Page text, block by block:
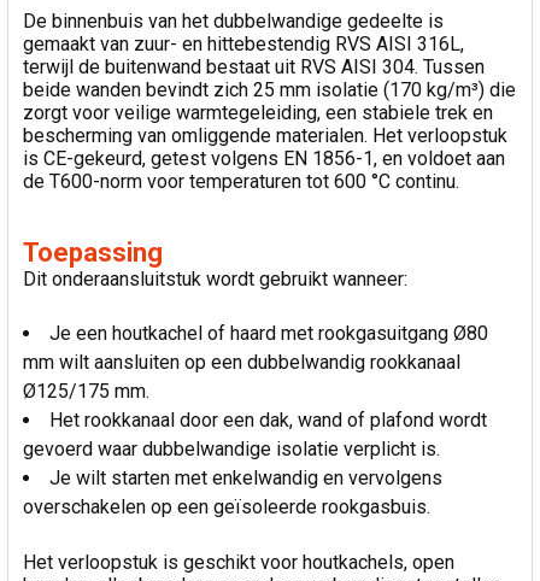
De binnenbuis van het dubbelwandige gedeelte is
gemaakt van zuur- en hittebestendig RVS AISI 316L,
terwijl de buitenwand bestaat uit RVS AISI 304. Tussen
beide wanden bevindt zich 25 mm isolatie (170 kg/m³) die
zorgt voor veilige warmtegeleiding, een stabiele trek en
bescherming van omliggende materialen. Het verloopstuk
is CE-gekeurd, getest volgens EN 1856-1, en voldoet aan
de T600-norm voor temperaturen tot 600 °C continu.
Toepassing
Dit onderaansluitstuk wordt gebruikt wanneer:
Je een houtkachel of haard met rookgasuitgang Ø80
mm wilt aansluiten op een dubbelwandig rookkanaal
Ø125/175 mm.
Het rookkanaal door een dak, wand of plafond wordt
gevoerd waar dubbelwandige isolatie verplicht is.
Je wilt starten met enkelwandig en vervolgens
overschakelen op een geïsoleerde rookgasbuis.
Het verloopstuk is geschikt voor houtkachels, open